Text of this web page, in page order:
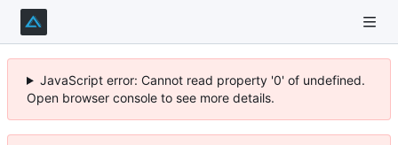
JavaScript error: Cannot read property '0' of undefined.
Open browser console to see more details.